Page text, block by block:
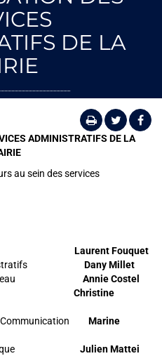
DE LA
ADMINISTRATIFS DE LA
au sein des services
Laurent Fouquet
Dany Millet
de l’eau
Annie Costel
Christine
Communication Marine
publique Julien Mattei